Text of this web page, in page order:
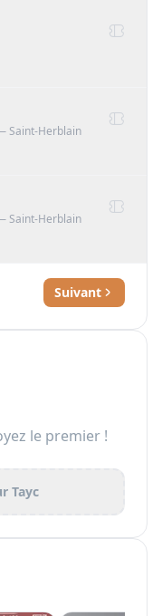
Saint-Herblain
Saint-Herblain
Suivant
le premier !
Tayc